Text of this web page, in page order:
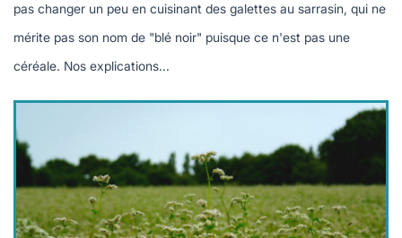
plus de recyclage
durables
de recyclage
saison
responsables
douce
pas changer un peu en cuisinant des galettes au sarrasin, qui ne
mérite pas son nom de "blé noir" puisque ce n'est pas une
céréale. Nos explications...